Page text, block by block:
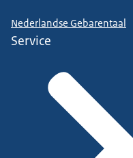
Nederlandse Gebarentaal
Service